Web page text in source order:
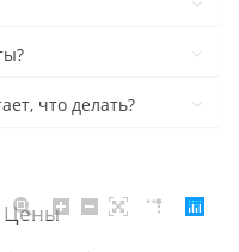
что делать?
Цены